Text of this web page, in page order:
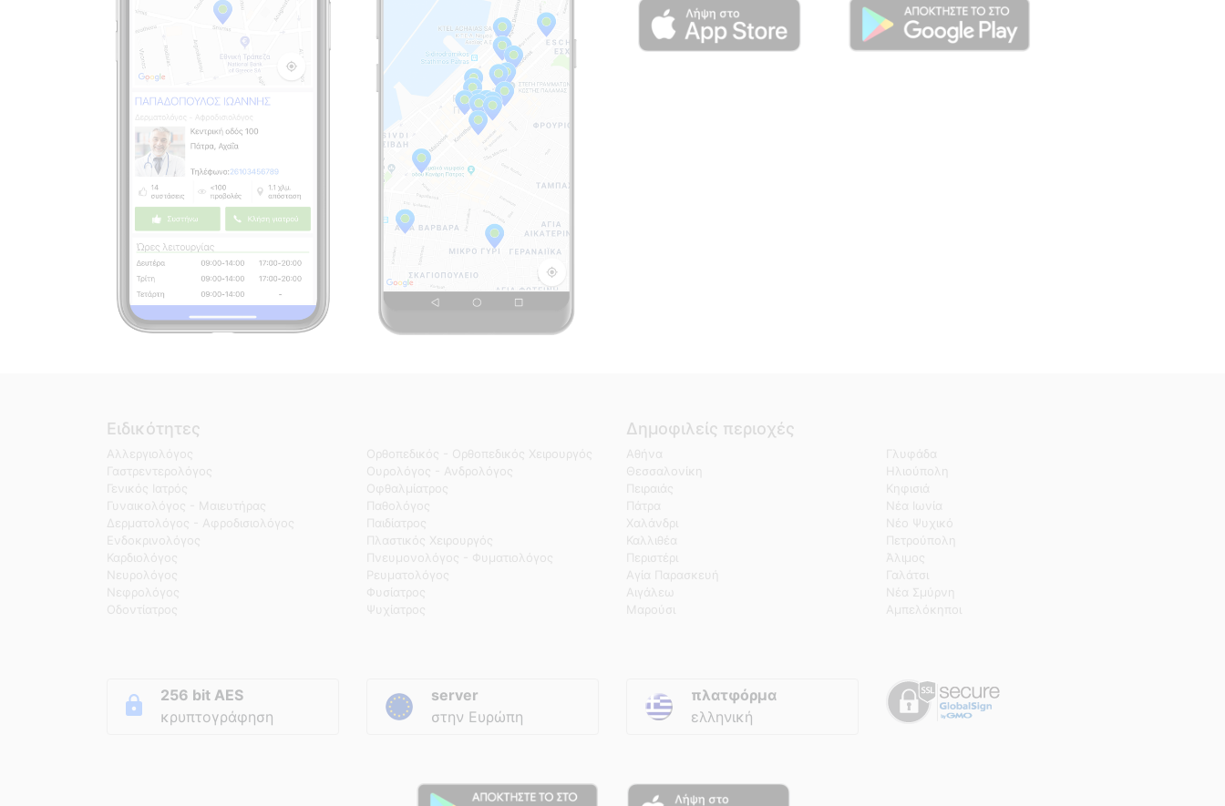
Ειδικότητες
Αλλεργιολόγος
Γαστρεντερολόγος
Γενικός Ιατρός
Γυναικολόγος - Μαιευτήρας
Δερματολόγος - Αφροδισιολόγος
Ενδοκρινολόγος
Καρδιολόγος
Νευρολόγος
Νεφρολόγος
Οδοντίατρος
Ορθοπεδικός - Ορθοπεδικός Χειρουργός
Ουρολόγος - Ανδρολόγος
Οφθαλμίατρος
Παθολόγος
Παιδίατρος
Πλαστικός Χειρουργός
Πνευμονολόγος - Φυματιολόγος
Ρευματολόγος
Φυσίατρος
Ψυχίατρος
Δημοφιλείς περιοχές
Αθήνα
Θεσσαλονίκη
Πειραιάς
Πάτρα
Χαλάνδρι
Καλλιθέα
Περιστέρι
Αγία Παρασκευή
Αιγάλεω
Μαρούσι
Γλυφάδα
Ηλιούπολη
Κηφισιά
Νέα Ιωνία
Νέο Ψυχικό
Πετρούπολη
Άλιμος
Γαλάτσι
Νέα Σμύρνη
Αμπελόκηποι
256 bit AES
κρυπτογράφηση
server
στην Ευρώπη
πλατφόρμα
ελληνική